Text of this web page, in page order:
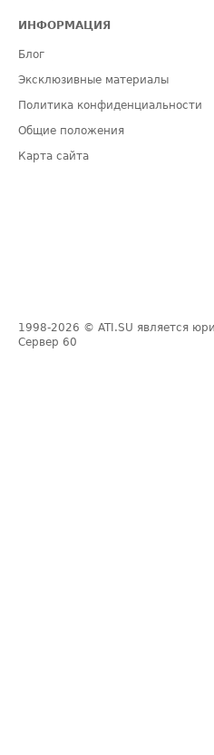
ИНФОРМАЦИЯ
Блог
Эксклюзивные материалы
Политика конфиденциальности
Общие положения
Карта сайта
1998-2026 © ATI.SU является
Сервер 60